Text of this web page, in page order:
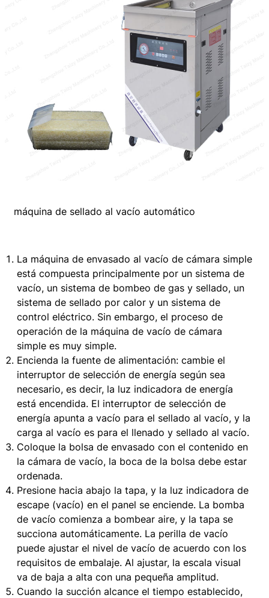
máquina de sellado al vacío automático
La máquina de envasado al vacío de cámara simple
está compuesta principalmente por un sistema de
vacío, un sistema de bombeo de gas y sellado, un
sistema de sellado por calor y un sistema de
control eléctrico. Sin embargo, el proceso de
operación de la máquina de vacío de cámara
simple es muy simple.
Encienda la fuente de alimentación: cambie el
interruptor de selección de energía según sea
necesario, es decir, la luz indicadora de energía
está encendida. El interruptor de selección de
energía apunta a vacío para el sellado al vacío, y la
carga al vacío es para el llenado y sellado al vacío.
Coloque la bolsa de envasado con el contenido en
la cámara de vacío, la boca de la bolsa debe estar
ordenada.
Presione hacia abajo la tapa, y la luz indicadora de
escape (vacío) en el panel se enciende. La bomba
de vacío comienza a bombear aire, y la tapa se
succiona automáticamente. La perilla de vacío
puede ajustar el nivel de vacío de acuerdo con los
requisitos de embalaje. Al ajustar, la escala visual
va de baja a alta con una pequeña amplitud.
Cuando la succión alcance el tiempo establecido,